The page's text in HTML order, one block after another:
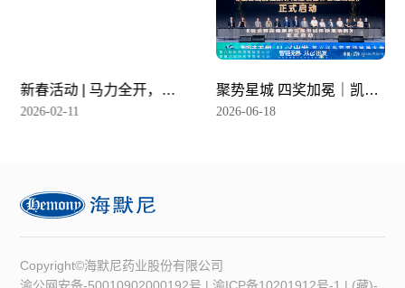
新春活动 | 马力全开，共
赴新程
2026-02-11
聚势星城 四奖加冕｜凯思
立D闪耀星辰会
2026-06-18
Copyright©海默尼药业股份有限公司